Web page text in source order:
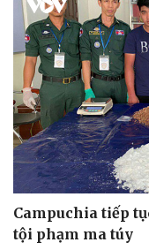
eSports
Hậu trường
Campuchia tiếp
tội phạm ma túy